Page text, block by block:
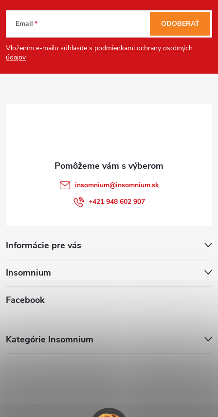
Z
á
p
Email
Vložením e-mailu súhlasíte s podmienkami ochrany osobných
údajov
ODOBERAŤ
Informácie pre vás
Insomnium
Facebook
insomnium@insomnium.sk
+421 948 602 907
Kategórie Insomnium